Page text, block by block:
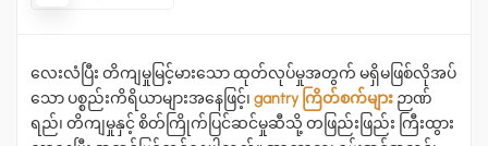
Português
လေးလံပြီး တိကျမှုမြင့်မားသော ထုတ်လုပ်မှုအတွက် မရှိမဖြစ်လိုအပ်
သော ပစ္စည်းကိရိယာများအနေဖြင့်၊ gantry ကြိတ်စက်များ ဉာဏ်
ရည်၊ တိကျမှုနှင့် စိတ်ကြိုက်ပြင်ဆင်မှုဆီသို့ တဖြည်းဖြည်း ကြီးထွား